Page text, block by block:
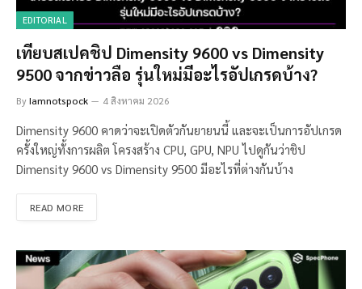
EDITORIAL
เทียบสเปคชิป Dimensity 9600 vs Dimensity
9500 จากข่าวลือ รุ่นใหม่มีอะไรอัปเกรดบ้าง?
ByIamnotspock 4 สิงหาคม 2026
Dimensity 9600 คาดว่าจะเปิดตัวกันยายนนี้ และจะเป็นการอัปเกรด
ครั้งใหญ่ทั้งการผลิต โครงสร้าง CPU, GPU, NPU ไปดูกันว่าชิป
Dimensity 9600 vs Dimensity 9500 มีอะไรที่ต่างกันบ้าง
READ MORE